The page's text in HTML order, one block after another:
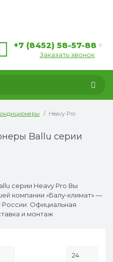
+7 (8452) 58-57-88
Заказать звонок
Heavy Pro
Ballu серии
серии Heavy Pro Вы
компании «Балу-климат» —
Официальная
и монтаж